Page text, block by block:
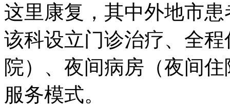
这里康复，其中外地市
该科设立门诊治疗、全
院）、夜间病房（夜间
服务模式。